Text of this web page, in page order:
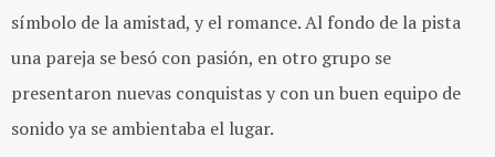
símbolo de la amistad, y el romance. Al fondo de la pista
una pareja se besó con pasión, en otro grupo se
presentaron nuevas conquistas y con un buen equipo de
sonido ya se ambientaba el lugar.